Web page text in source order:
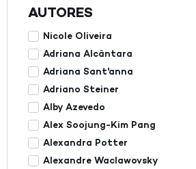
AUTORES
Nicole Oliveira
Adriana Alcântara
Adriana Sant'anna
Adriano Steiner
Alby Azevedo
Alex Soojung-Kim Pang
Alexandra Potter
Alexandre Waclawovsky